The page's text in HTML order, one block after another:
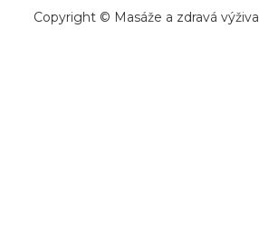
Copyright © Masáže a zdravá